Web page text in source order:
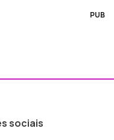
PUB
sociais